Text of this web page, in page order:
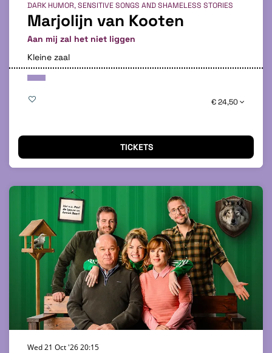
Marjolijn van Kooten
Aan mij zal het niet liggen
DARK HUMOR, SENSITIVE SONGS AND SHAMELESS STORIES
Kleine zaal
€ 24,50
TICKETS
Wed 21 Oct '2620:15